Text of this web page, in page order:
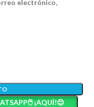
electrónico,
¡AQUÍ!😊